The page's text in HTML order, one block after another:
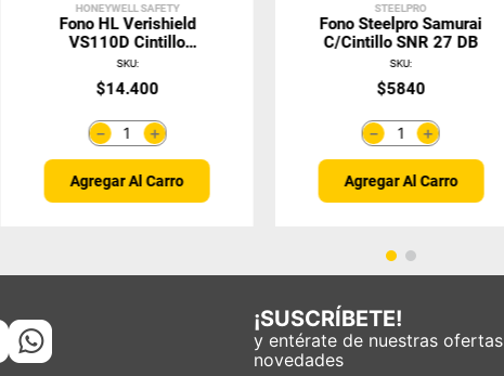
HONEYWELL SAFETY
Fono HL Verishield
VS110D Cintillo
Dieléctrico SNR 31 DB
SKU:
$14.400
＋
－
Agregar Al Carro
STEELPRO
Fono Steelpro Samurai
C/Cintillo SNR 27 DB
SKU:
$5840
＋
－
Agregar Al Carro
¡SUSCRÍBETE!
y entérate de nuestras
novedades